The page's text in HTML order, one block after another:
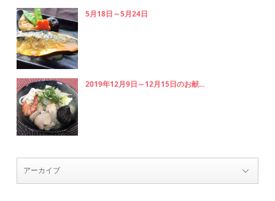
5月18日～5月24日
2019年12月9日～12月15日のお献...